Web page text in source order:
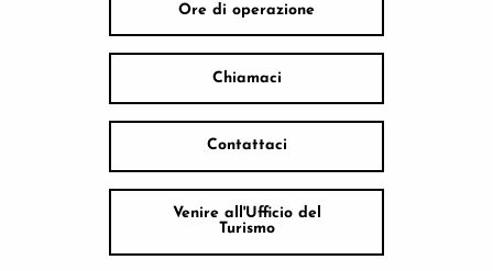
Ore di operazione
Chiamaci
Contattaci
Venire all'Ufficio del
Turismo